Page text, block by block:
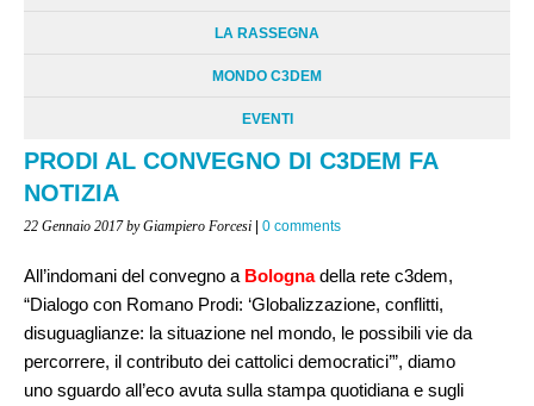
LA RASSEGNA
MONDO C3DEM
EVENTI
PRODI AL CONVEGNO DI C3DEM FA
NOTIZIA
22 Gennaio 2017 by Giampiero Forcesi | 0 comments
All’indomani del convegno a Bolognadella rete c3dem,
“Dialogo con Romano Prodi: ‘Globalizzazione, conflitti,
disuguaglianze: la situazione nel mondo, le possibili vie da
percorrere, il contributo dei cattolici democratici’”, diamo
uno sguardo all’eco avuta sulla stampa quotidiana e sugli